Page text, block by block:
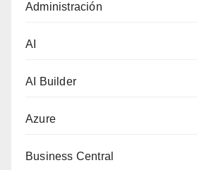
Administración
AI
AI Builder
Azure
Business Central